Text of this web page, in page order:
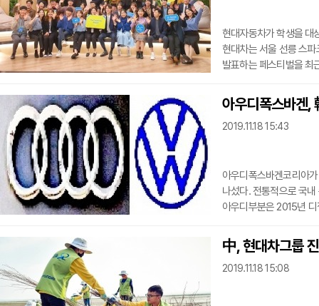
현대자동차가 학생을 대
현대차는 서울 선릉 스파
발표하는 페스티벌을 최근 개최했다고
다양한 사회문제 해결을 위한 도모한다. 대학생
크리에이터’는 시니어
‘안전하길 빔’ 기술, 환
아우디폭스바겐,
2019.11.18 15:43
아우디폭스바겐코리아
나섰다. 전통적으로 국
아우디부분은 2015년
아우토반VAG(사장 임
위해 청주서비스(AS)센터를 새
청주전시장을 확장 이전
中, 현대차그룹
2019.11.18 15:08